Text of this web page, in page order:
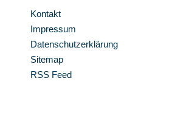
Kontakt
Impressum
Datenschutzerklärung
Sitemap
RSS Feed